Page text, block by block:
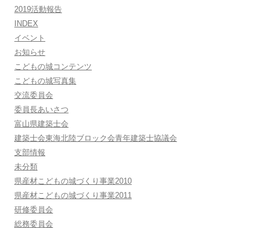
2019活動報告
INDEX
イベント
お知らせ
こどもの城コンテンツ
こどもの城写真集
交流委員会
委員長あいさつ
富山県建築士会
建築士会東海北陸ブロック会青年建築士協議会
支部情報
未分類
県産材こどもの城づくり事業2010
県産材こどもの城づくり事業2011
研修委員会
総務委員会